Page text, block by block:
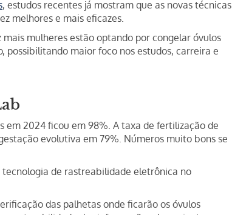
, estudos recentes já mostram que as novas técnicas
melhores e mais eficazes.
mulheres estão optando por congelar óvulos
possibilitando maior foco nos estudos, carreira e
em 2024 ficou em 98%. A taxa de fertilização de
evolutiva em 79%. Números muito bons se
de rastreabilidade eletrônica no
das palhetas onde ficarão os óvulos